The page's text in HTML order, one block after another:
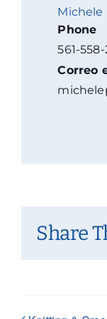
Michele
Phone
561-558-
Correo
Share